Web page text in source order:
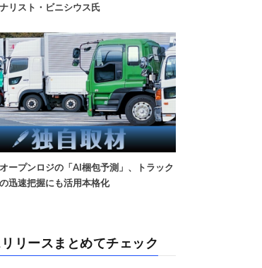
リスト・ビニシウス氏
オープンロジの「AI梱包予測」、トラック
迅速把握にも活用本格化
リリースまとめてチェック